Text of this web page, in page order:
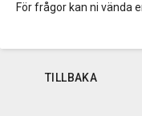
För frågor kan ni vända
TILLBAKA